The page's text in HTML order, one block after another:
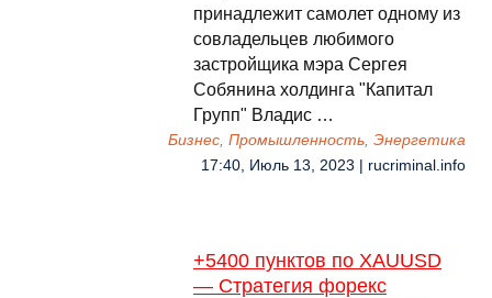
принадлежит самолет одному из
совладельцев любимого
застройщика мэра Сергея
Собянина холдинга "Капитал
Групп" Владис …
Бизнес, Промышленность, Энергетика
17:40, Июль 13, 2023 | rucriminal.info
+5400 пунктов по XAUUSD
— Стратегия форекс